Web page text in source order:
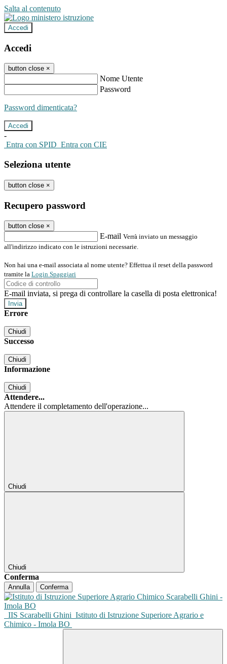
Salta al contenuto
Accedi
Accedi
button close ×
Nome Utente
Password
Password dimenticata?
-
Entra con SPID Entra con CIE
Seleziona utente
button close ×
Recupero password
button close ×
E-mail Verrà inviato un messaggio
all'indirizzo indicato con le istruzioni necessarie.
Non hai una e-mail associata al nome utente? Effettua il reset della password
tramite la Login Spaggiari
E-mail inviata, si prega di controllare la casella di posta elettronica!
Errore
Chiudi
Successo
Chiudi
Informazione
Chiudi
Attendere...
Attendere il completamento dell'operazione...
Chiudi
Chiudi
Conferma
Annulla Conferma
IIS Scarabelli Ghini Istituto di Istruzione Superiore Agrario e
Chimico - Imola BO